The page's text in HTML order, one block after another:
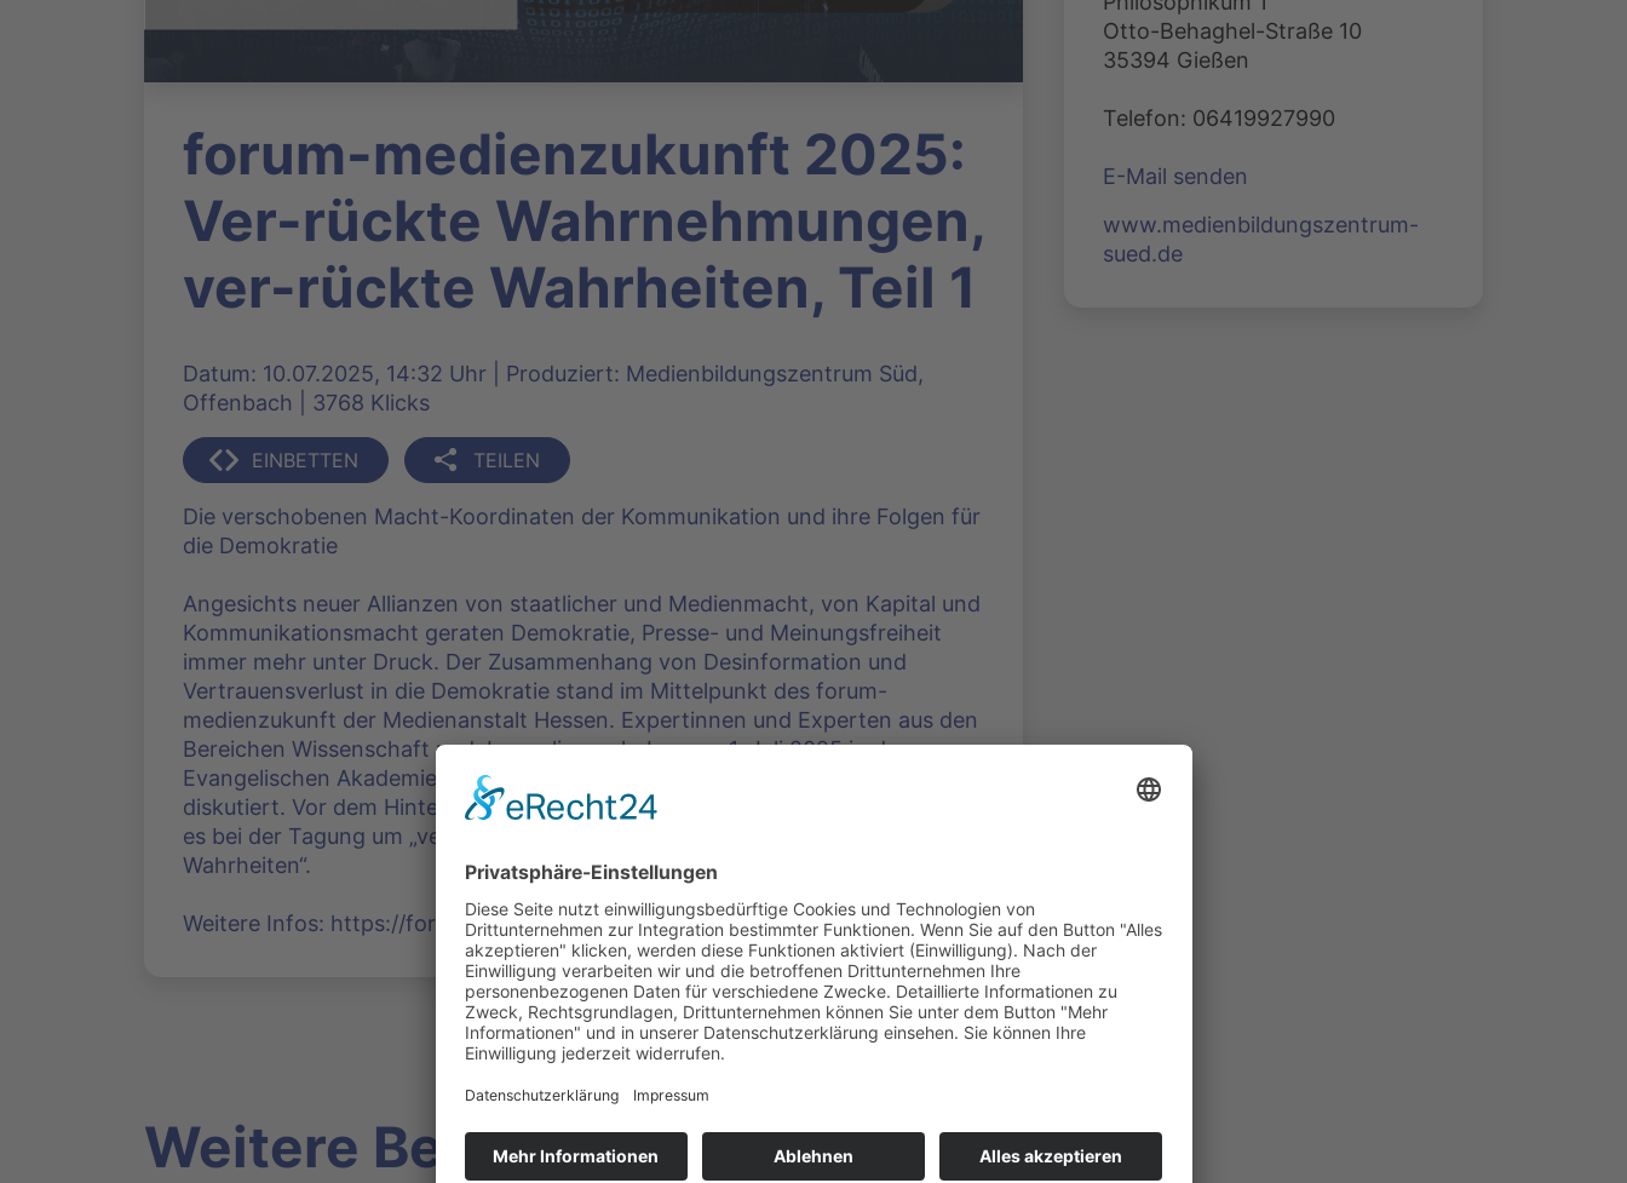
forum-medienzukunft 2025:
Ver-rückte Wahrnehmungen,
ver-rückte Wahrheiten, Teil 1
Datum: 10.07.2025, 14:32 Uhr | Produziert: Medienbildungszentrum Süd,
Offenbach | 3768 Klicks
EINBETTEN TEILEN
Die verschobenen Macht-Koordinaten der Kommunikation und ihre Folgen für
die Demokratie
Angesichts neuer Allianzen von staatlicher und Medienmacht, von Kapital und
Kommunikationsmacht geraten Demokratie, Presse- und Meinungsfreiheit
immer mehr unter Druck. Der Zusammenhang von Desinformation und
Vertrauensverlust in die Demokratie stand im Mittelpunkt des forum-
medienzukunft der Medienanstalt Hessen. Expertinnen und Experten aus den
Bereichen Wissenschaft und Journalismus haben am 1. Juli 2025 in der
Evangelischen Akademie Frankfurt die Folgen von gefälschten Informationen
diskutiert. Vor dem Hintergrund der demokratischen Erosion in den USA, ging
es bei der Tagung um „ver-rückte Wahrnehmungen“ und „ver-rückte
Wahrheiten“.
Weitere Infos: https://forum-medienzukunft.de/
Otto-Behaghel-Straße 10
35394 Gießen
Telefon: 06419927990
E-Mail senden
www.medienbildungszentrum-
sued.de
Weitere Beiträge zum Thema